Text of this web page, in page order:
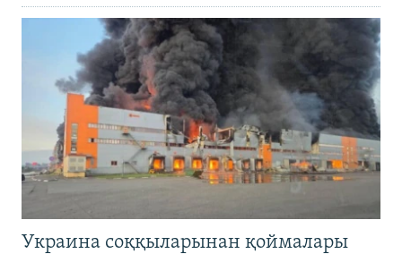
Украина соққыларынан қоймалары